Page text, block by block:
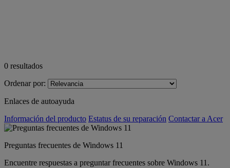
0 resultados
Ordenar por:
Enlaces de autoayuda
Información del producto Estatus de su reparación Contactar a Acer
Preguntas frecuentes de Windows 11
Encuentre respuestas a preguntar frecuentes sobre Windows 11.